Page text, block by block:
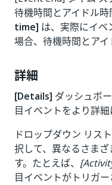
待機時間とアイドル時
time] は、実際にイベ
場合、待機時間とアイ
詳細
[Details] ダッシュボ
目イベントをより詳細
ドロップダウン リス
択して、異なるさま
す。たとえば、
目イベントがトリガー